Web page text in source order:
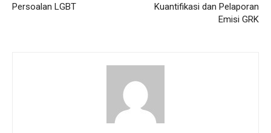
Persoalan LGBT
Kuantifikasi dan Pelaporan
Emisi GRK